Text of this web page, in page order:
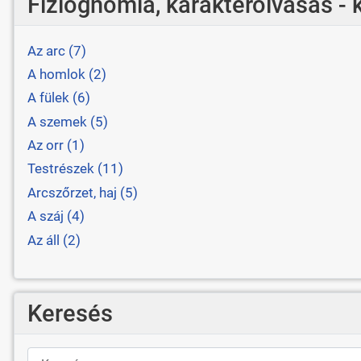
Az arc (7)
A homlok (2)
A fülek (6)
A szemek (5)
Az orr (1)
Testrészek (11)
Arcszőrzet, haj (5)
A száj (4)
Az áll (2)
Keresés
Keresés